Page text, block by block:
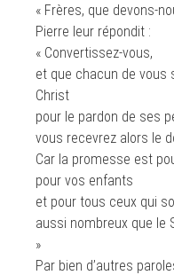
« Frères, que devons-
Pierre leur répondit :
« Convertissez-vous,
et que chacun de vous
Christ
pour le pardon de ses
vous recevrez alors le
Car la promesse est
pour vos enfants
et pour tous ceux qui
aussi nombreux que le
»
Par bien d’autres